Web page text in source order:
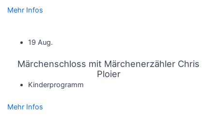
Mehr Infos
19 Aug.
Märchenschloss mit Märchenerzähler Chris
Ploier
Kinderprogramm
Mehr Infos